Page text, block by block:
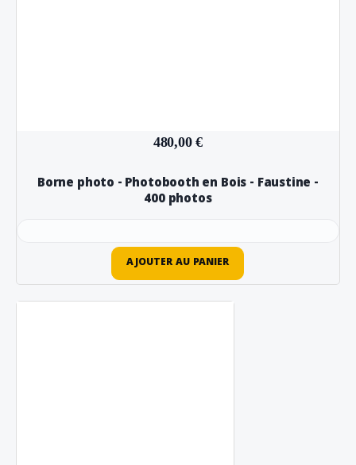
480,00 €
Borne photo - Photobooth en Bois - Faustine -
400 photos
AJOUTER AU PANIER